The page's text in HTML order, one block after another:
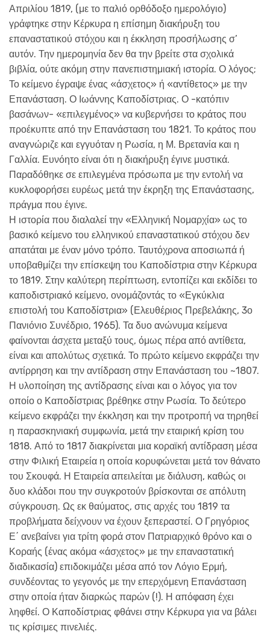
Απριλίου 1819, (με το παλιό ορθόδοξο ημερολόγιο)
γράφτηκε στην Κέρκυρα η επίσημη διακήρυξη του
επαναστατικού στόχου και η έκκληση προσήλωσης σ’
αυτόν. Την ημερομηνία δεν θα την βρείτε στα σχολικά
βιβλία, ούτε ακόμη στην πανεπιστημιακή ιστορία. Ο λόγος;
Το κείμενο έγραψε ένας «άσχετος» ή «αντίθετος» με την
Επανάσταση. Ο Ιωάννης Καποδίστριας. Ο -κατόπιν
βασάνων- «επιλεγμένος» να κυβερνήσει το κράτος που
προέκυπτε από την Επανάσταση του 1821. Το κράτος που
αναγνώριζε και εγγυόταν η Ρωσία, η Μ. Βρετανία και η
Γαλλία. Ευνόητο είναι ότι η διακήρυξη έγινε μυστικά.
Παραδόθηκε σε επιλεγμένα πρόσωπα με την εντολή να
κυκλοφορήσει ευρέως μετά την έκρηξη της Επανάστασης,
πράγμα που έγινε.
Η ιστορία που διαλαλεί την «Ελληνική Νομαρχία» ως το
βασικό κείμενο του ελληνικού επαναστατικού στόχου δεν
απατάται με έναν μόνο τρόπο. Ταυτόχρονα αποσιωπά ή
υποβαθμίζει την επίσκεψη του Καποδίστρια στην Κέρκυρα
το 1819. Στην καλύτερη περίπτωση, εντοπίζει και εκδίδει το
καποδιστριακό κείμενο, ονομάζοντάς το «Εγκύκλια
επιστολή του Καποδίστρια» (Ελευθέριος Πρεβελάκης, 3ο
Πανιόνιο Συνέδριο, 1965). Τα δυο ανώνυμα κείμενα
φαίνονται άσχετα μεταξύ τους, όμως πέρα από αντίθετα,
είναι και απολύτως σχετικά. Το πρώτο κείμενο εκφράζει την
αντίρρηση και την αντίδραση στην Επανάσταση του ~1807.
Η υλοποίηση της αντίδρασης είναι και ο λόγος για τον
οποίο ο Καποδίστριας βρέθηκε στην Ρωσία. Το δεύτερο
κείμενο εκφράζει την έκκληση και την προτροπή να τηρηθεί
η παρασκηνιακή συμφωνία, μετά την εταιρική κρίση του
1818. Από το 1817 διακρίνεται μια κοραϊκή αντίδραση μέσα
στην Φιλική Εταιρεία η οποία κορυφώνεται μετά τον θάνατο
του Σκουφά. Η Εταιρεία απειλείται με διάλυση, καθώς οι
δυο κλάδοι που την συγκροτούν βρίσκονται σε απόλυτη
σύγκρουση. Ως εκ θαύματος, στις αρχές του 1819 τα
προβλήματα δείχνουν να έχουν ξεπεραστεί. Ο Γρηγόριος
Ε΄ ανεβαίνει για τρίτη φορά στον Πατριαρχικό θρόνο και ο
Κοραής (ένας ακόμα «άσχετος» με την επαναστατική
διαδικασία) επιδοκιμάζει μέσα από τον Λόγιο Ερμή,
συνδέοντας το γεγονός με την επερχόμενη Επανάσταση
στην οποία ήταν διαρκώς παρών (!). Η απόφαση έχει
ληφθεί. Ο Καποδίστριας φθάνει στην Κέρκυρα για να βάλει
τις κρίσιμες πινελιές.